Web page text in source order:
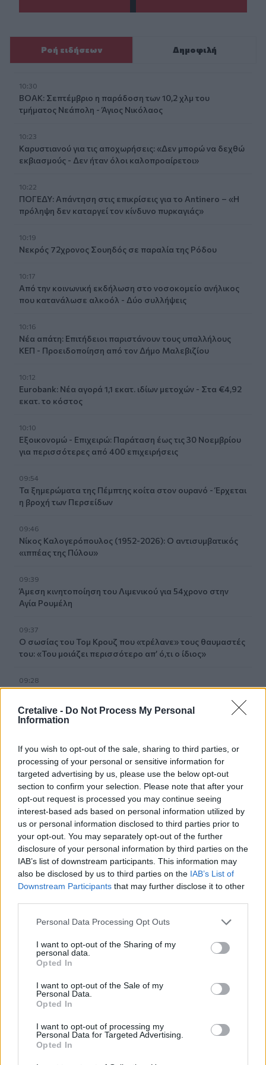
Cretalive - Do Not Process My Personal
Information
If you wish to opt-out of the sale, sharing to third parties, or
processing of your personal or sensitive information for
targeted advertising by us, please use the below opt-out
section to confirm your selection. Please note that after your
opt-out request is processed you may continue seeing
interest-based ads based on personal information utilized by
us or personal information disclosed to third parties prior to
your opt-out. You may separately opt-out of the further
disclosure of your personal information by third parties on the
IAB’s list of downstream participants. This information may
also be disclosed by us to third parties on the IAB’s List of
Downstream Participants that may further disclose it to other
Personal Data Processing Opt Outs
I want to opt-out of the Sharing of my
personal data.
Opted In
I want to opt-out of the Sale of my
Personal Data.
Opted In
I want to opt-out of processing my
Personal Data for Targeted Advertising.
Opted In
Ροή ειδήσεων Δημοφιλή
10:30
ΒΟΑΚ: Σεπτέμβριο η παράδοση των 10,2 χλμ του
τμήματος Νεάπολη - Άγιος Νικόλαος
10:23
Καρυστιανού για τις αποχωρήσεις: «Δεν μπορώ να δεχθώ
εκβιασμούς - Δεν ήταν όλοι καλοπροαίρετοι»
10:22
ΠΟΓΕΔΥ: Απάντηση στις επικρίσεις για το Antinero – «Η
πρόληψη δεν καταργεί τον κίνδυνο πυρκαγιάς»
10:19
Νεκρός 72χρονος Σουηδός σε παραλία της Ρόδου
10:17
Από την κοινωνική εκδήλωση στο νοσοκομείο ανήλικος
που κατανάλωσε αλκοόλ - Δύο συλλήψεις
10:16
Νέα απάτη: Επιτήδειοι παριστάνουν τους υπαλλήλους
ΚΕΠ - Προειδοποίηση από τον Δήμο Μαλεβιζίου
10:12
Eurobank: Νέα αγορά 1,1 εκατ. ιδίων μετοχών - Στα €4,92
εκατ. το κόστος
10:10
Εξοικονομώ - Επιχειρώ: Παράταση έως τις 30 Νοεμβρίου
για περισσότερες από 400 επιχειρήσεις
09:54
Τα ξημερώματα της Πέμπτης κοίτα στον ουρανό - Έρχεται
η βροχή των Περσείδων
09:46
Νίκος Καλογερόπουλος (1952-2026): O αντισυμβατικός
«ιππέας της Πύλου»
09:39
Άμεση κινητοποίηση του Λιμενικού για 54χρονο στην
Αγία Ρουμέλη
09:37
Ο σωσίας του Τομ Κρουζ που «τρέλανε» τους θαυμαστές
του: «Του μοιάζει περισσότερο απ’ ό,τι ο ίδιος»
09:28
Η Ρίκα Διαλυνά έγινε 95: Η φωτογραφία πάνω σε σκάφος
καύσιμα
09:20
Άγρια δολοφονία φοιτήτριας στην Αριζόνα: Ήθελε να τον
χωρίσει και την στραγγάλισε
Ρίτα Αντωνοπούλου και Νεοκλής Νεοφυτίδης τιμούν Μίκη
Θεοδωράκη και Θάνο Μικρούτσικο
09:15
Σπουδές Νομικής στη νέα εποχή: Πέρα από τα
δικαστήρια και τους κώδικες
Πάρος: Στο επίκεντρο των ερευνών ο 69χρονος
“ναυαγοσώστης” - Τι ορίζει ο νόμος
09:04
Θεσσαλονίκη: Τέσσερα άτομα χτύπησαν 19χρονο για να
τον ληστέψουν στο Ωραιόκαστρο
08:57
Τουρισμός για όλους 2026 -2027: Διαθέσιμη η